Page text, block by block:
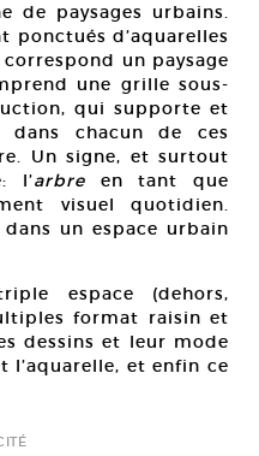
de paysages urbains.
ponctués d’aquarelles
un paysage
une grille sous-
qui supporte et
dans chacun de ces
Un signe, et surtout
l’arbreen tant que
visuel quotidien.
un espace urbain
espace (dehors,
format raisin et
dessins et leur mode
l’aquarelle, et enfin ce